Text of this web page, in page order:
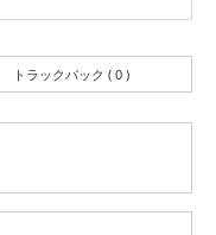
トラックバック ( 0 )